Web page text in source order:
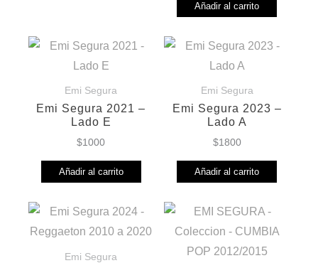
Añadir al carrito
Emi Segura
Emi Segura 2021 –
Lado E
$1000
Añadir al carrito
Emi Segura
Emi Segura 2023 –
Lado A
$1800
Añadir al carrito
Emi Segura